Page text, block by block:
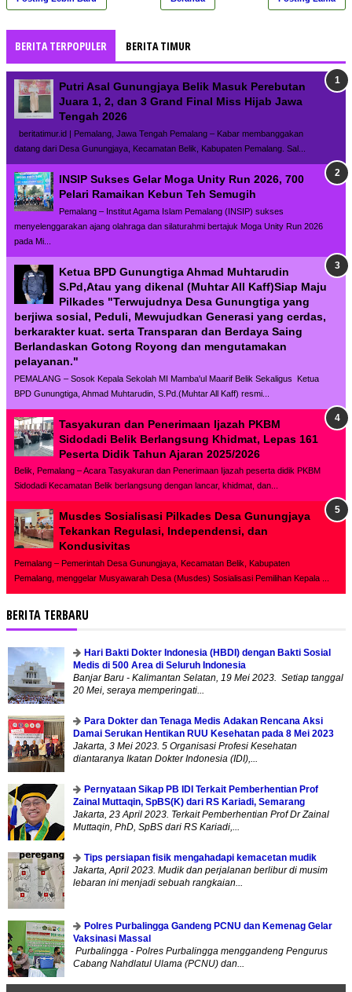
BERITA TERPOPULER BERITA TIMUR
Putri Asal Gunungjaya Belik Masuk Perebutan
Juara 1, 2, dan 3 Grand Final Miss Hijab Jawa
Tengah 2026
beritatimur.id | Pemalang, Jawa Tengah Pemalang – Kabar membanggakan
datang dari Desa Gunungjaya, Kecamatan Belik, Kabupaten Pemalang. Sal...
INSIP Sukses Gelar Moga Unity Run 2026, 700
Pelari Ramaikan Kebun Teh Semugih
Pemalang – Institut Agama Islam Pemalang (INSIP) sukses
menyelenggarakan ajang olahraga dan silaturahmi bertajuk Moga Unity Run 2026
pada Mi...
Ketua BPD Gunungtiga Ahmad Muhtarudin
S.Pd,Atau yang dikenal (Muhtar All Kaff)Siap Maju
Pilkades "Terwujudnya Desa Gunungtiga yang
berjiwa sosial, Peduli, Mewujudkan Generasi yang cerdas,
berkarakter kuat. serta Transparan dan Berdaya Saing
Berlandaskan Gotong Royong dan mengutamakan
pelayanan."
PEMALANG – Sosok Kepala Sekolah MI Mamba'ul Maarif Belik Sekaligus Ketua
BPD Gunungtiga, Ahmad Muhtarudin, S.Pd.(Muhtar All Kaff) resmi...
Tasyakuran dan Penerimaan Ijazah PKBM
Sidodadi Belik Berlangsung Khidmat, Lepas 161
Peserta Didik Tahun Ajaran 2025/2026
Belik, Pemalang – Acara Tasyakuran dan Penerimaan Ijazah peserta didik PKBM
Sidodadi Kecamatan Belik berlangsung dengan lancar, khidmat, dan...
Musdes Sosialisasi Pilkades Desa Gunungjaya
Tekankan Regulasi, Independensi, dan
Kondusivitas
Pemalang – Pemerintah Desa Gunungjaya, Kecamatan Belik, Kabupaten
Pemalang, menggelar Musyawarah Desa (Musdes) Sosialisasi Pemilihan Kepala ...
BERITA TERBARU
Hari Bakti Dokter Indonesia (HBDI) dengan Bakti Sosial
Medis di 500 Area di Seluruh Indonesia
Banjar Baru - Kalimantan Selatan, 19 Mei 2023. Setiap tanggal
20 Mei, seraya memperingati...
Para Dokter dan Tenaga Medis Adakan Rencana Aksi
Damai Serukan Hentikan RUU Kesehatan pada 8 Mei 2023
Jakarta, 3 Mei 2023. 5 Organisasi Profesi Kesehatan
diantaranya Ikatan Dokter Indonesia (IDI),...
Pernyataan Sikap PB IDI Terkait Pemberhentian Prof
Zainal Muttaqin, SpBS(K) dari RS Kariadi, Semarang
Jakarta, 23 April 2023. Terkait Pemberhentian Prof Dr Zainal
Muttaqin, PhD, SpBS dari RS Kariadi,...
Tips persiapan fisik mengahadapi kemacetan mudik
Jakarta, April 2023. Mudik dan perjalanan berlibur di musim
lebaran ini menjadi sebuah rangkaian...
Polres Purbalingga Gandeng PCNU dan Kemenag Gelar
Vaksinasi Massal
Purbalingga - Polres Purbalingga menggandeng Pengurus
Cabang Nahdlatul Ulama (PCNU) dan...